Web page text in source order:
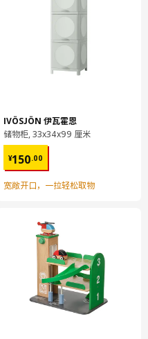
, 丙烯酸清漆
IVÖSJÖN 伊瓦霍恩
储物柜, 33x34x99 厘米
¥150.00
¥ 150.00
宽敞开口，一拉轻松取物